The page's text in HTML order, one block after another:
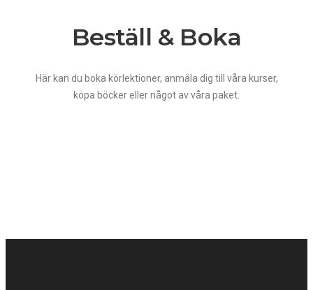
Beställ & Boka
Här kan du boka körlektioner, anmäla dig till våra kurser,
köpa böcker eller något av våra paket.